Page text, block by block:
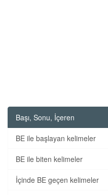
Başı, Sonu, İçeren
BE ile başlayan kelimeler
BE ile biten kelimeler
İçinde BE geçen kelimeler